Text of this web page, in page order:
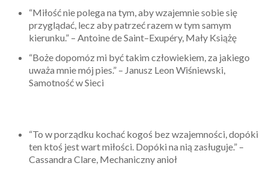
“Miłość nie polega na tym, aby wzajemnie sobie się
przyglądać, lecz aby patrzeć razem w tym samym
kierunku.” – Antoine de Saint–Exupéry, Mały Książę
“Boże dopomóz mi być takim człowiekiem, za jakiego
uważa mnie mój pies.” – Janusz Leon Wiśniewski,
Samotność w Sieci
“To w porządku kochać kogoś bez wzajemności, dopóki
ten ktoś jest wart miłości. Dopóki na nią zasługuje.” –
Cassandra Clare, Mechaniczny anioł